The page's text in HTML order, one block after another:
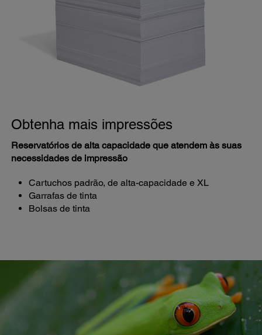
Obtenha mais impressões
Reservatórios de alta capacidade que atendem às suas
necessidades de impressão
Cartuchos padrão, de alta-capacidade e XL
Garrafas de tinta
Bolsas de tinta